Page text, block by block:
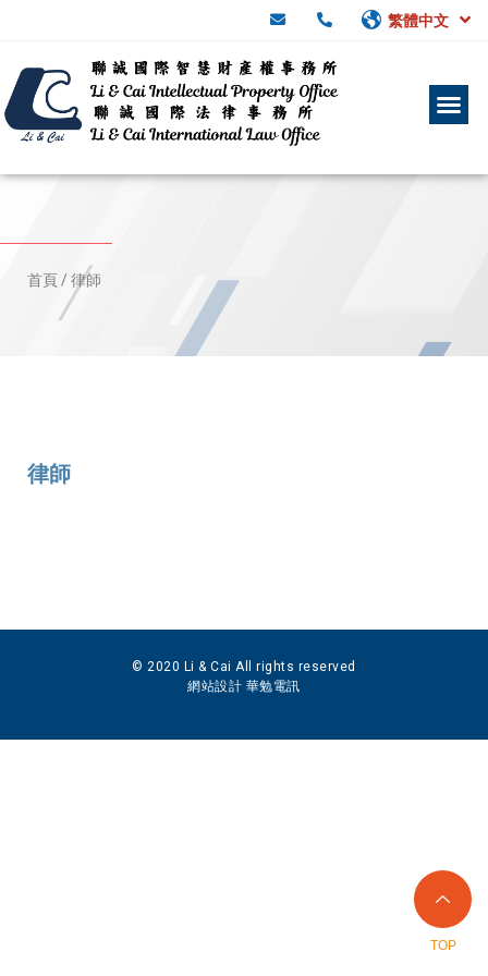
繁體中文
首頁 /律師
律師
© 2020 Li & Cai All rights reserved
網站設計 華勉電訊
TOP